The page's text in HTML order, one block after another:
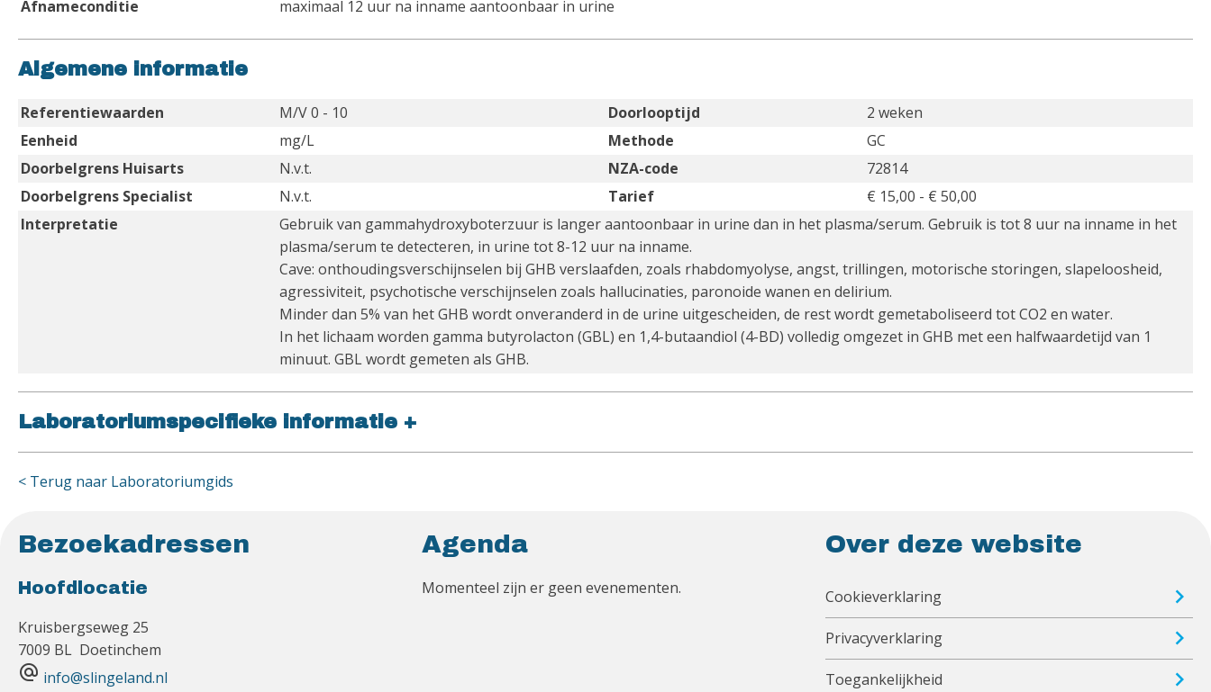
Afnameconditie
maximaal 12 uur na inname aantoonbaar in urine
Algemene informatie
Referentiewaarden M/V 0 - 10 Doorlooptijd
2 weken
Eenheid
mg/L Methode
GC
Doorbelgrens Huisarts
N.v.t. NZA-code
72814
Doorbelgrens Specialist
N.v.t. Tarief
€ 15,00 - € 50,00
Interpretatie
Gebruik van gammahydroxyboterzuur is langer aantoonbaar in urine dan in het plasma/serum. Gebruik is tot 8 uur na inname in het
plasma/serum te detecteren, in urine tot 8-12 uur na inname.
Cave: onthoudingsverschijnselen bij GHB verslaafden, zoals rhabdomyolyse, angst, trillingen, motorische storingen, slapeloosheid,
agressiviteit, psychotische verschijnselen zoals hallucinaties, paronoide wanen en delirium.
Minder dan 5% van het GHB wordt onveranderd in de urine uitgescheiden, de rest wordt gemetaboliseerd tot CO2 en water.
In het lichaam worden gamma butyrolacton (GBL) en 1,4-butaandiol (4-BD) volledig omgezet in GHB met een halfwaardetijd van 1
minuut. GBL wordt gemeten als GHB.
Laboratoriumspecifieke informatie +
< Terug naar Laboratoriumgids
Bezoekadressen
Hoofdlocatie
Kruisbergseweg 25
7009 BL Doetinchem
alternate_email info@slingeland.nl
Agenda
Momenteel zijn er geen evenementen.
Over deze website
Cookieverklaring
Privacyverklaring
Toegankelijkheid